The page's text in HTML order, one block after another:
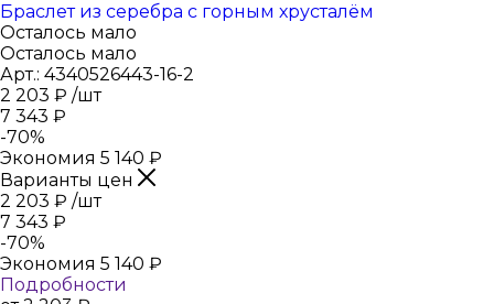
Браслет из серебра с горным хрусталём
Осталось мало
Осталось мало
Арт.: 4340526443-16-2
2 203 ₽ /шт
7 343 ₽
-70%
Экономия 5 140 ₽
Варианты цен
2 203 ₽ /шт
7 343 ₽
-70%
Экономия 5 140 ₽
Подробности